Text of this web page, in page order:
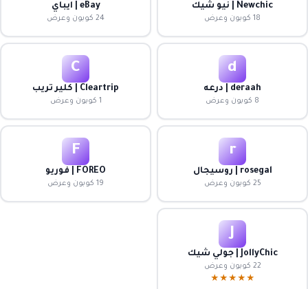
Newchic | نيو شيك
18 كوبون وعرض
eBay | ايباي
24 كوبون وعرض
d
deraah | درعه
8 كوبون وعرض
C
Cleartrip | كلير تريب
1 كوبون وعرض
r
rosegal | روسيجال
25 كوبون وعرض
F
FOREO | فوريو
19 كوبون وعرض
J
JollyChic | جولي شيك
22 كوبون وعرض
★★★★★